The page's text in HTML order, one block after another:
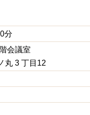
分
会議室
丸 3 丁目12